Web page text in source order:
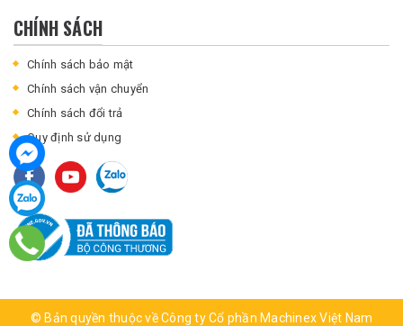
CHÍNH SÁCH
Chính sách bảo mật
Chính sách vận chuyển
Chính sách đổi trả
Quy định sử dụng
© Bản quyền thuộc về Công ty Cổ phần Machinex Việt Nam